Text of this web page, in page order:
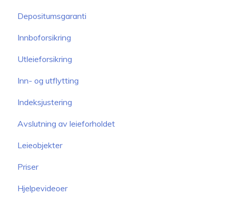
Depositumsgaranti
Innboforsikring
Utleieforsikring
Inn- og utflytting
Indeksjustering
Avslutning av leieforholdet
Leieobjekter
Priser
Hjelpevideoer